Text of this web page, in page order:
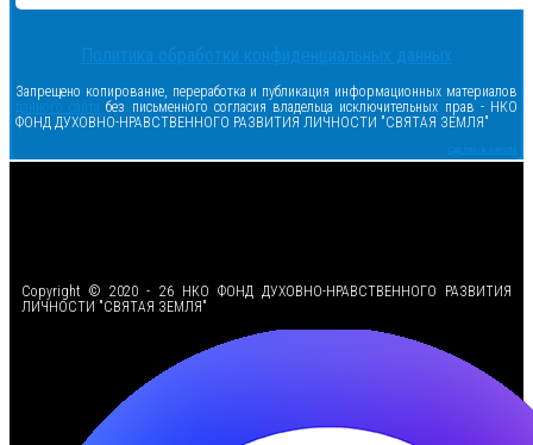
Политика обработки конфиденциальных данных
Запрещено копирование, переработка и публикация информационных материалов
данного сайта без письменного согласия владельца исключительных прав - НКО
ФОНД ДУХОВНО-НРАВСТВЕННОГО РАЗВИТИЯ ЛИЧНОСТИ "СВЯТАЯ ЗЕМЛЯ"
Сделано в samsite
Copyright © 2020 - 26 НКО ФОНД ДУХОВНО-НРАВСТВЕННОГО РАЗВИТИЯ
ЛИЧНОСТИ "СВЯТАЯ ЗЕМЛЯ"